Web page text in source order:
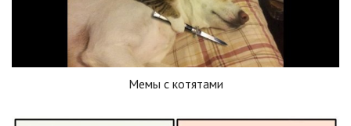
Мемы с котятами